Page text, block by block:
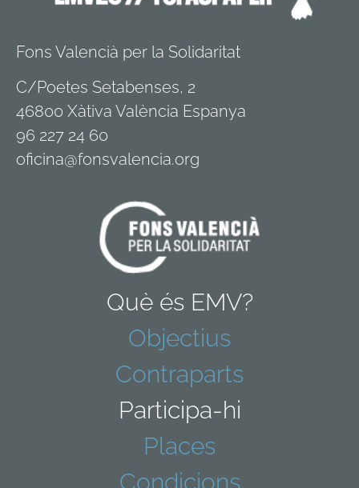
Fons Valencià per la Solidaritat
C/Poetes Setabenses, 2
46800 Xàtiva València Espanya
96 227 24 60
oficina@fonsvalencia.org
Què és EMV?
Objectius
Contraparts
Participa-hi
Places
Condicions